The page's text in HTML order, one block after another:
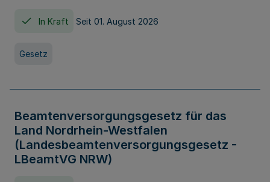
In Kraft Seit 01. August 2026
Gesetz
Beamtenversorgungsgesetz für das
Land Nordrhein-Westfalen
(Landesbeamtenversorgungsgesetz -
LBeamtVG NRW)